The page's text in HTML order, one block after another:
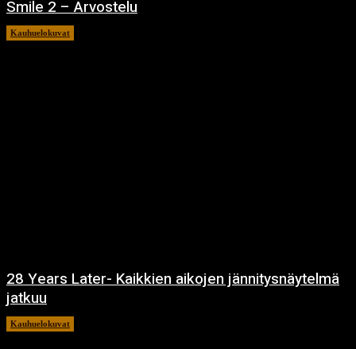
Smile 2 – Arvostelu
Kauhuelokuvat
28 Years Later- Kaikkien aikojen jännitysnäytelmä
jatkuu
Kauhuelokuvat